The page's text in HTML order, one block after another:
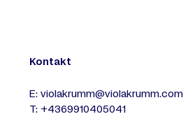
Kontakt
E: violakrumm@violakrumm.com
T: +4369910405041